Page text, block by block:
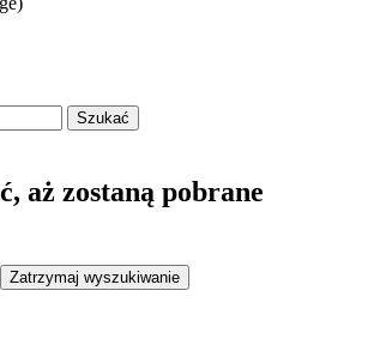
aż zostaną pobrane
Zatrzymaj wyszukiwanie